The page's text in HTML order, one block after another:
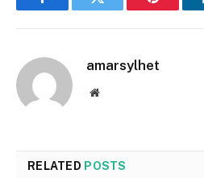
FacebookTwitter Pinterest
amarsylhet
Website
RELATED POSTS